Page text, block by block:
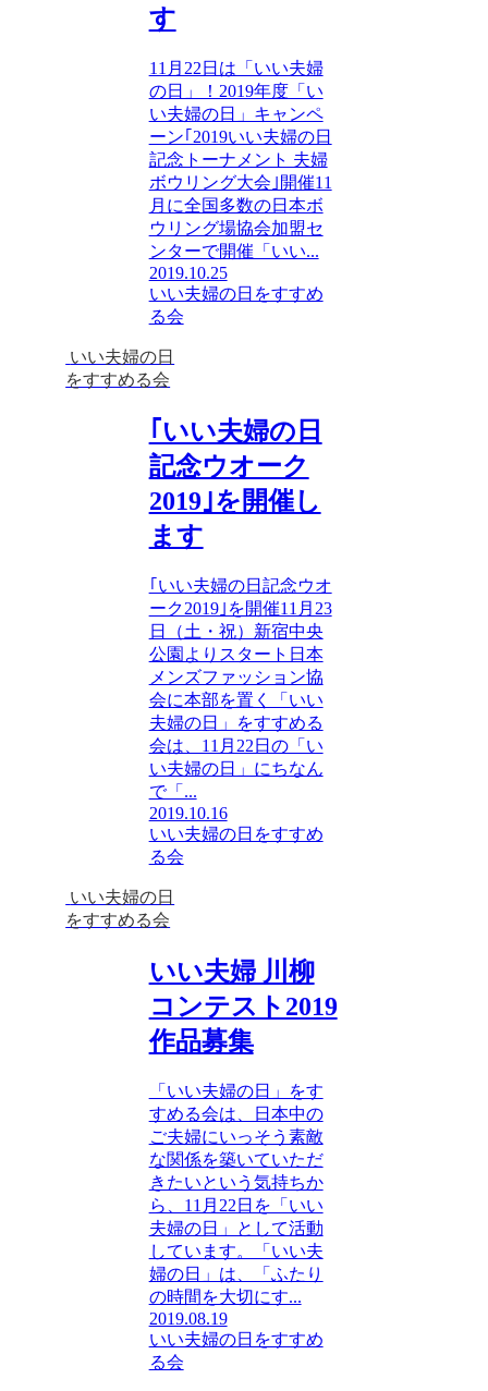
す
11月22日は「いい夫婦
の日」！2019年度「い
い夫婦の日」キャンペ
ーン｢2019いい夫婦の日
記念トーナメント 夫婦
ボウリング大会｣開催11
月に全国多数の日本ボ
ウリング場協会加盟セ
ンターで開催「いい...
2019.10.25
いい夫婦の日をすすめ
る会
いい夫婦の日
をすすめる会
｢いい夫婦の日
記念ウオーク
2019｣を開催し
ます
｢いい夫婦の日記念ウオ
ーク2019｣を開催11月23
日（土・祝）新宿中央
公園よりスタート日本
メンズファッション協
会に本部を置く「いい
夫婦の日」をすすめる
会は、11月22日の「い
い夫婦の日」にちなん
で「...
2019.10.16
いい夫婦の日をすすめ
る会
いい夫婦の日
をすすめる会
いい夫婦 川柳
コンテスト2019
作品募集
「いい夫婦の日」をす
すめる会は、日本中の
ご夫婦にいっそう素敵
な関係を築いていただ
きたいという気持ちか
ら、11月22日を「いい
夫婦の日」として活動
しています。「いい夫
婦の日」は、「ふたり
の時間を大切にす...
2019.08.19
いい夫婦の日をすすめ
る会